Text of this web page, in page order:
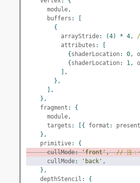
      module
,
      buffers
:
{
          arrayStride
: (4) * 4,
          attributes
:
{ shaderLocation: 0,
{ shaderLocation: 1,
],
},
],
},
    fragment
:
{
      module
,
      targets
: [{ format :
},
    primitive
:
{
      cullMode
: 'front',
// 注：
      cullMode
: 'back' ,
},
    depthStencil
:
{